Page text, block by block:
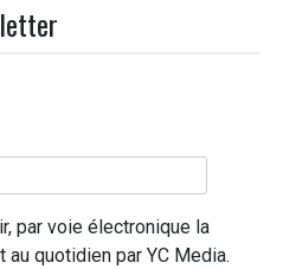
par voie électronique la
quotidien par YC Media.